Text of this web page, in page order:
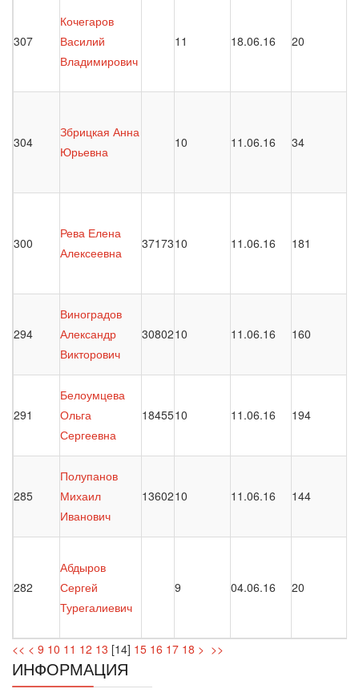
307
Кочегаров
Василий
Владимирович
11 18.06.16 20
304
Збрицкая Анна
Юрьевна
10 11.06.16 34
300
Рева Елена
Алексеевна
3717310 11.06.16 181
294
Виноградов
Александр
Викторович
3080210 11.06.16 160
291
Белоумцева
Ольга
Сергеевна
1845510 11.06.16 194
285
Полупанов
Михаил
Иванович
1360210 11.06.16 144
282
Абдыров
Сергей
Турегалиевич
9 04.06.16 20
<< < 9 10 11 12 13 [14] 15 16 17 18 > >>
ИНФОРМАЦИЯ